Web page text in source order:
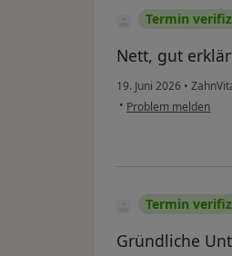
Termin
Nett, gut
19. Juni 2026 •
• Problem melden
Termin
Gründliche